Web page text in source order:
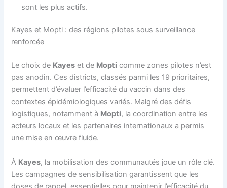
sont les plus actifs.
Kayes et Mopti : des régions pilotes sous surveillance
renforcée
Le choix de Kayes et de Mopti comme zones pilotes n’est
pas anodin. Ces districts, classés parmi les 19 prioritaires,
permettent d’évaluer l’efficacité du vaccin dans des
contextes épidémiologiques variés. Malgré des défis
logistiques, notamment à Mopti, la coordination entre les
acteurs locaux et les partenaires internationaux a permis
une mise en œuvre fluide.
À Kayes, la mobilisation des communautés joue un rôle clé.
Les campagnes de sensibilisation garantissent que les